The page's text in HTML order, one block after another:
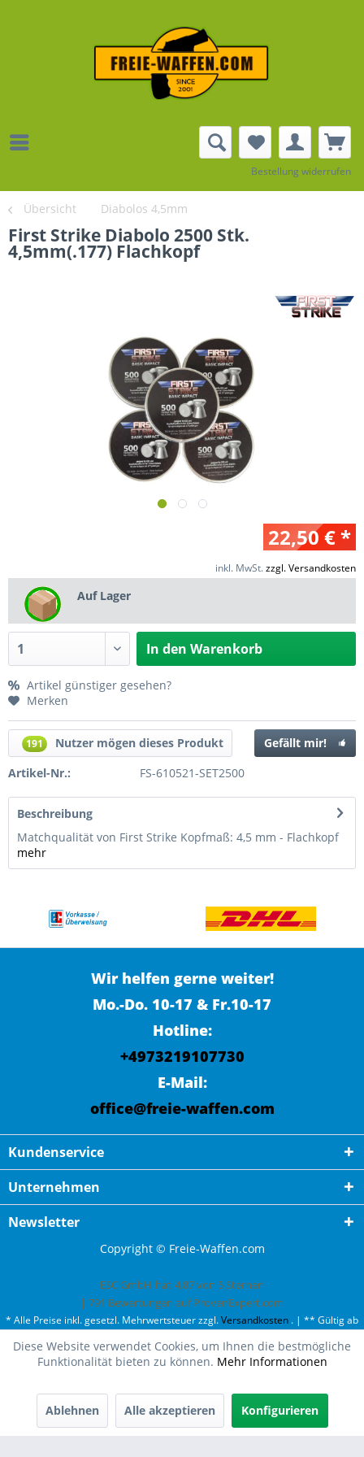
Bestellung widerrufen
Übersicht Diabolos 4,5mm
First Strike Diabolo 2500 Stk.
4,5mm(.177) Flachkopf
22,50 € *
inkl. MwSt.zzgl. Versandkosten
Auf Lager
In den Warenkorb
Artikel günstiger gesehen?
Merken
191 Nutzer mögen dieses Produkt
Gefällt mir!
Artikel-Nr.:
FS-610521-SET2500
Beschreibung
Matchqualität von First Strike Kopfmaß: 4,5 mm - Flachkopf
mehr
Wir helfen gerne weiter!
Mo.-Do. 10-17 & Fr.10-17
Hotline:
+4973219107730
E-Mail:
office@freie-waffen.com
Kundenservice
Unternehmen
Newsletter
Copyright © Freie-Waffen.com
ESC GmbH hat 4,87von 5Sternen
| 791 Bewertungen auf ProvenExpert.com
* Alle Preise inkl. gesetzl. Mehrwertsteuer zzgl.Versandkosten . | ** Gültig ab
50¤ Bestellwert und einmal pro Kunde. | *** Innerhalb Deutschland,
ausgenommen Gefahrgut. Weitere Ländern finden Sie unterVersandkosten
Diese Website verwendet Cookies, um Ihnen die bestmögliche
Funktionalität bieten zu können. Mehr Informationen
Ablehnen Alle akzeptieren Konfigurieren